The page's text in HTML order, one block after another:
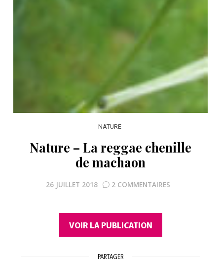
NATURE
Nature – La reggae chenille
de machaon
26 JUILLET 2018 2 COMMENTAIRES
VOIR LA PUBLICATION
PARTAGER